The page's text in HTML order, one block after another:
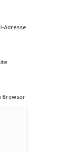
Adresse
Browser